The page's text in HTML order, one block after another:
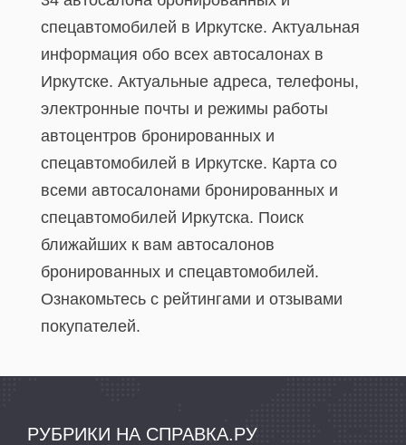
спецавтомобилей в Иркутске. Актуальная
информация обо всех автосалонах в
Иркутске. Актуальные адреса, телефоны,
электронные почты и режимы работы
автоцентров бронированных и
спецавтомобилей в Иркутске. Карта со
всеми автосалонами бронированных и
спецавтомобилей Иркутска. Поиск
ближайших к вам автосалонов
бронированных и спецавтомобилей.
Ознакомьтесь с рейтингами и отзывами
покупателей.
РУБРИКИ НА СПРАВКА.РУ